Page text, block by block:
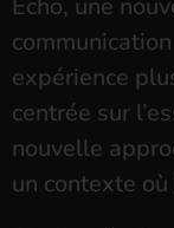
expérience
centrée sur
nouvelle
un contexte